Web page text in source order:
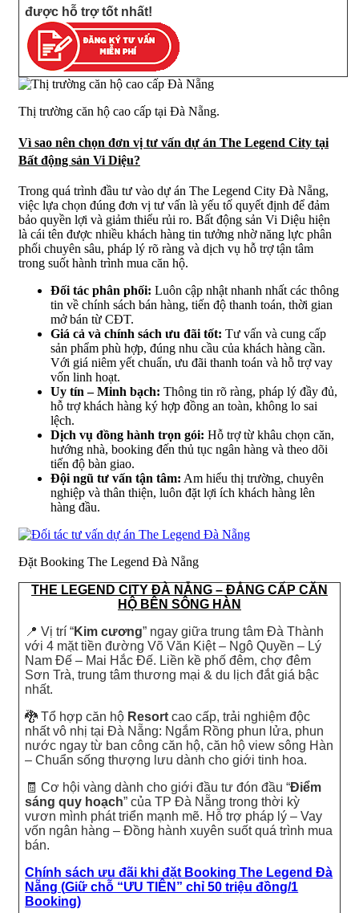
được hỗ trợ tốt nhất!
Thị trường căn hộ cao cấp tại Đà Nẵng.
Vì sao nên chọn đơn vị tư vấn dự án The Legend City tại
Bất động sản Vi Diệu?
Trong quá trình đầu tư vào dự án The Legend City Đà Nẵng,
việc lựa chọn đúng đơn vị tư vấn là yếu tố quyết định để đảm
bảo quyền lợi và giảm thiểu rủi ro. Bất động sản Vi Diệu hiện
là cái tên được nhiều khách hàng tin tưởng nhờ năng lực phân
phối chuyên sâu, pháp lý rõ ràng và dịch vụ hỗ trợ tận tâm
trong suốt hành trình mua căn hộ.
Đối tác phân phối: Luôn cập nhật nhanh nhất các thông
tin về chính sách bán hàng, tiến độ thanh toán, thời gian
mở bán từ CĐT.
Giá cả và chính sách ưu đãi tốt: Tư vấn và cung cấp
sản phẩm phù hợp, đúng nhu cầu của khách hàng cần.
Với giá niêm yết chuẩn, ưu đãi thanh toán và hỗ trợ vay
vốn linh hoạt.
Uy tín – Minh bạch: Thông tin rõ ràng, pháp lý đầy đủ,
hỗ trợ khách hàng ký hợp đồng an toàn, không lo sai
lệch.
Dịch vụ đồng hành trọn gói: Hỗ trợ từ khâu chọn căn,
hướng nhà, booking đến thủ tục ngân hàng và theo dõi
tiến độ bàn giao.
Đội ngũ tư vấn tận tâm: Am hiểu thị trường, chuyên
nghiệp và thân thiện, luôn đặt lợi ích khách hàng lên
hàng đầu.
Đặt Booking The Legend Đà Nẵng
THE LEGEND CITY ĐÀ NẴNG – ĐẲNG CẤP CĂN
HỘ BÊN SÔNG HÀN
📍 Vị trí “Kim cương” ngay giữa trung tâm Đà Thành
với 4 mặt tiền đường Võ Văn Kiệt – Ngô Quyền – Lý
Nam Đế – Mai Hắc Đế. Liền kề phố đêm, chợ đêm
Sơn Trà, trung tâm thương mại & du lịch đắt giá bậc
nhất.
🐉 Tổ hợp căn hộ Resort cao cấp, trải nghiệm độc
nhất vô nhị tại Đà Nẵng: Ngắm Rồng phun lửa, phun
nước ngay từ ban công căn hộ, căn hộ view sông Hàn
– Chuẩn sống thượng lưu dành cho giới tinh hoa.
🧾 Cơ hội vàng dành cho giới đầu tư đón đầu “Điểm
sáng quy hoạch” của TP Đà Nẵng trong thời kỳ
vươn mình phát triển mạnh mẽ. Hỗ trợ pháp lý – Vay
vốn ngân hàng – Đồng hành xuyên suốt quá trình mua
bán.
Chính sách ưu đãi khi đặt Booking The Legend Đà
Nẵng (Giữ chỗ “ƯU TIÊN” chỉ 50 triệu đồng/1
Booking)